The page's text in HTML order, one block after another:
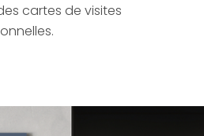
cartes de visites